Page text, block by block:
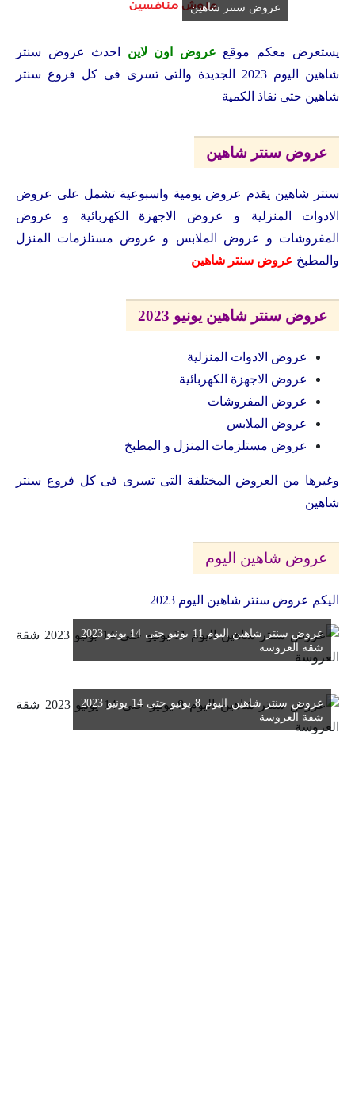
عروض سنتر شاهين
يستعرض معكم موقع عروض اون لاين احدث عروض سنتر
شاهين اليوم 2023 الجديدة والتى تسرى فى كل فروع سنتر
شاهين حتى نفاذ الكمية
عروض سنتر شاهين
سنتر شاهين يقدم عروض يومية واسبوعية تشمل على عروض
الادوات المنزلية و عروض الاجهزة الكهربائية و عروض
المفروشات و عروض الملابس و عروض مستلزمات المنزل
والمطبخ عروض سنتر شاهين
عروض سنتر شاهين يونيو 2023
عروض الادوات المنزلية
عروض الاجهزة الكهربائية
عروض المفروشات
عروض الملابس
عروض مستلزمات المنزل و المطبخ
وغيرها من العروض المختلفة التى تسرى فى كل فروع سنتر
شاهين
عروض شاهين اليوم
اليكم عروض سنتر شاهين اليوم 2023
عروض سنتر شاهين اليوم 11 يونيو حتى 14 يونيو 2023
شقة العروسة
عروض سنتر شاهين اليوم 8 يونيو حتى 14 يونيو 2023
شقة العروسة